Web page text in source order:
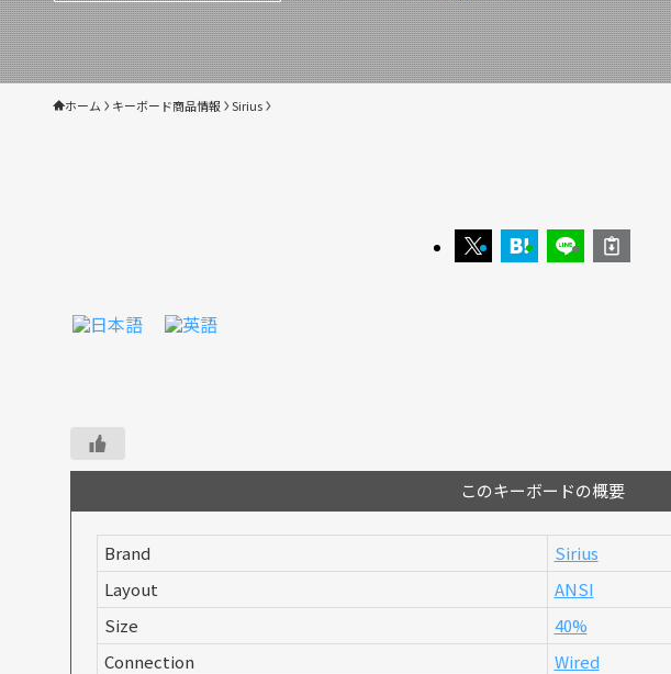
ホーム キーボード商品情報 Sirius
このキーボードの概要
Brand
Sirius
Layout
ANSI
Size
40%
Connection
Wired